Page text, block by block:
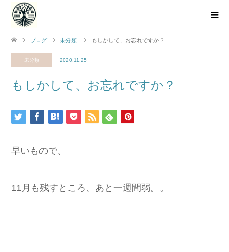
ブログ 未分類 もしかして、お忘れですか？
未分類 2020.11.25
もしかして、お忘れですか？
早いもので、
11月も残すところ、あと一週間弱。。